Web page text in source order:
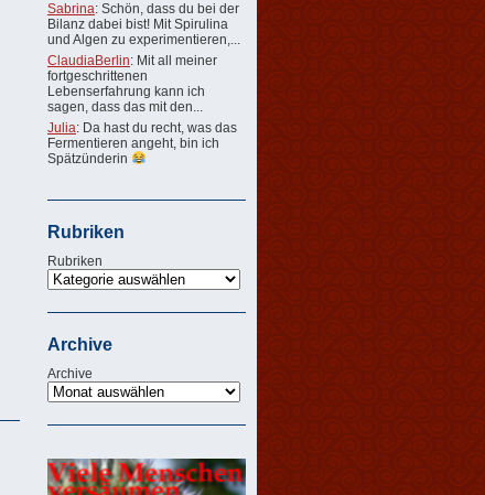
Sabrina: Schön, dass du bei der
Bilanz dabei bist! Mit Spirulina
und Algen zu experimentieren,...
ClaudiaBerlin: Mit all meiner
fortgeschrittenen
Lebenserfahrung kann ich
sagen, dass das mit den...
Julia: Da hast du recht, was das
Fermentieren angeht, bin ich
Spätzünderin
Rubriken
Rubriken
Archive
Archive